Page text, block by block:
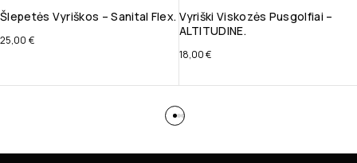
Šlepetės Vyriškos – Sanital Flex.
25,00 €
Vyriški Viskozės Pusgolfiai –
ALTITUDINE.
18,00€